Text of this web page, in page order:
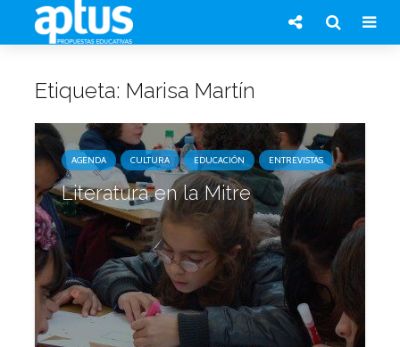
Etiqueta: Marisa Martín
AGENDA CULTURA EDUCACIÓN ENTREVISTAS
Literatura en la Mitre